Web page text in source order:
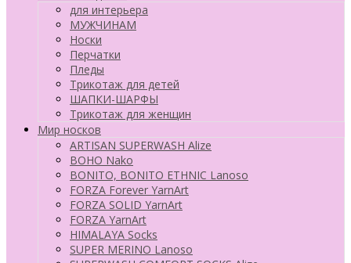
для интерьера
МУЖЧИНАМ
Носки
Перчатки
Пледы
Трикотаж для детей
ШАПКИ-ШАРФЫ
Трикотаж для женщин
Мир носков
ARTISAN SUPERWASH Alize
BOHO Nako
BONITO, BONITO ETHNIC Lanoso
FORZA Forever YarnArt
FORZA SOLID YarnArt
FORZA YarnArt
HIMALAYA Socks
SUPER MERINO Lanoso